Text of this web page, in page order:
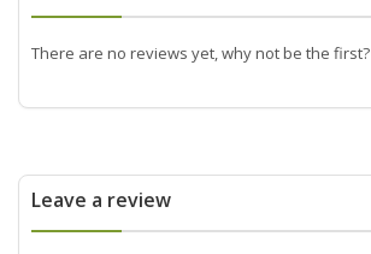
There are no reviews yet, why not be the first?
Leave a review